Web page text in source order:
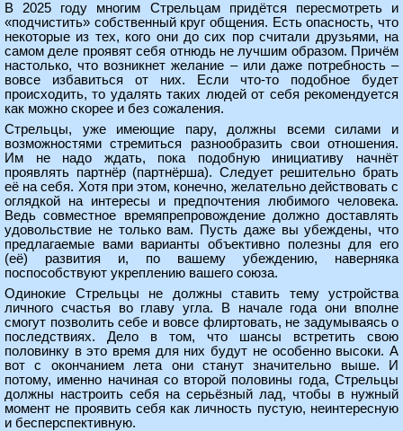
В 2025 году многим Стрельцам придётся пересмотреть и
«подчистить» собственный круг общения. Есть опасность, что
некоторые из тех, кого они до сих пор считали друзьями, на
самом деле проявят себя отнюдь не лучшим образом. Причём
настолько, что возникнет желание – или даже потребность –
вовсе избавиться от них. Если что-то подобное будет
происходить, то удалять таких людей от себя рекомендуется
как можно скорее и без сожаления.
Стрельцы, уже имеющие пару, должны всеми силами и
возможностями стремиться разнообразить свои отношения.
Им не надо ждать, пока подобную инициативу начнёт
проявлять партнёр (партнёрша). Следует решительно брать
её на себя. Хотя при этом, конечно, желательно действовать с
оглядкой на интересы и предпочтения любимого человека.
Ведь совместное времяпрепровождение должно доставлять
удовольствие не только вам. Пусть даже вы убеждены, что
предлагаемые вами варианты объективно полезны для его
(её) развития и, по вашему убеждению, наверняка
поспособствуют укреплению вашего союза.
Одинокие Стрельцы не должны ставить тему устройства
личного счастья во главу угла. В начале года они вполне
смогут позволить себе и вовсе флиртовать, не задумываясь о
последствиях. Дело в том, что шансы встретить свою
половинку в это время для них будут не особенно высоки. А
вот с окончанием лета они станут значительно выше. И
потому, именно начиная со второй половины года, Стрельцы
должны настроить себя на серьёзный лад, чтобы в нужный
момент не проявить себя как личность пустую, неинтересную
и бесперспективную.